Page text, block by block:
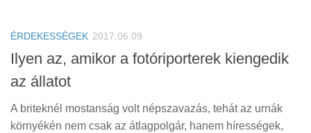
ÉRDEKESSÉGEK 2017.06.09
Ilyen az, amikor a fotóriporterek kiengedik
az állatot
A briteknél mostanság volt népszavazás, tehát az urnák
környékén nem csak az átlagpolgár, hanem hírességek,